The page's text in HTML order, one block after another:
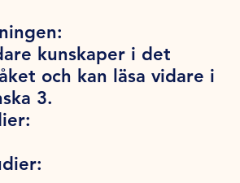
kunskaper i det
och kan läsa vidare i
3.